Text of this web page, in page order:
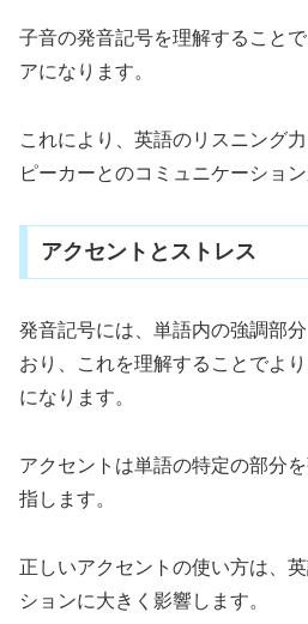
子音の発音記号を理解すること
アになります。
これにより、英語のリスニング
ピーカーとのコミュニケーショ
アクセントとストレス
発音記号には、単語内の強調部
おり、これを理解することでよ
になります。
アクセントは単語の特定の部分
指します。
正しいアクセントの使い方は、
ションに大きく影響します。